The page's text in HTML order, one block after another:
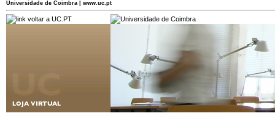
Universidade de Coimbra | www.uc.pt